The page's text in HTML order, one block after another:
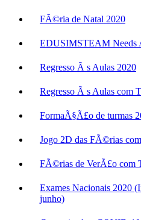
FÃ©ria de Natal 2020
EDUSIMSTEAM Needs
Regresso Ã s Aulas 2020
Regresso Ã s Aulas com
FormaÃ§Ã£o de turmas
Jogo 2D das FÃ©rias
FÃ©rias de VerÃ£o com
Exames Nacionais 2020
junho)